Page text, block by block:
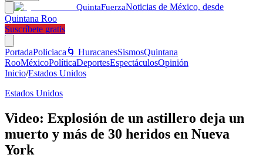
QuintaFuerzaNoticias de México, desde
Quintana Roo
Suscríbete gratis
PortadaPoliciaca 🌀 HuracanesSismosQuintana
RooMéxicoPolíticaDeportesEspectáculosOpinión
Inicio/Estados Unidos
Estados Unidos
Video: Explosión de un astillero deja un
muerto y más de 30 heridos en Nueva
York